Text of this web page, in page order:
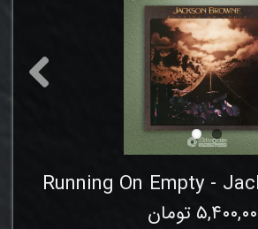
Running On Empty -
تومان